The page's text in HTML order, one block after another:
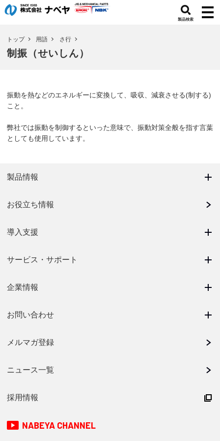
製品検索
トップ 用語 さ行
制振（せいしん）
振動を熱などのエネルギーに変換して、吸収、減衰させる(制する)
こと。
弊社では振動を制御するといった意味で、振動対策全般を指す言葉
としても使用しています。
製品情報
お役立ち情報
導入支援
サービス・サポート
企業情報
お問い合わせ
メルマガ登録
ニュース一覧
採用情報
NABEYA CHANNEL